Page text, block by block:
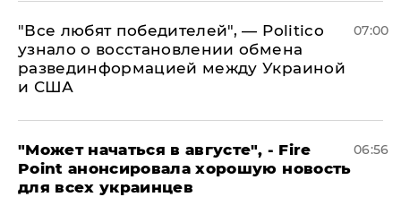
​"Все любят победителей", — Politico
узнало о восстановлении обмена
развединформацией между Украиной
и США
07:00
"Может начаться в августе", - Fire
Point анонсировала хорошую новость
для всех украинцев
06:56